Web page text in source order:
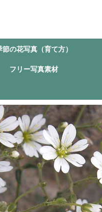
節の花写真（育て方）
フリー写真素材